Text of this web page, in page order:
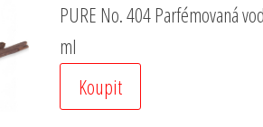
PURE No. 404 Parfémovaná
ml
Koupit